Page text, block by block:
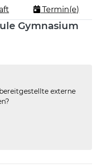
Termin(e)
Gymnasium
externe